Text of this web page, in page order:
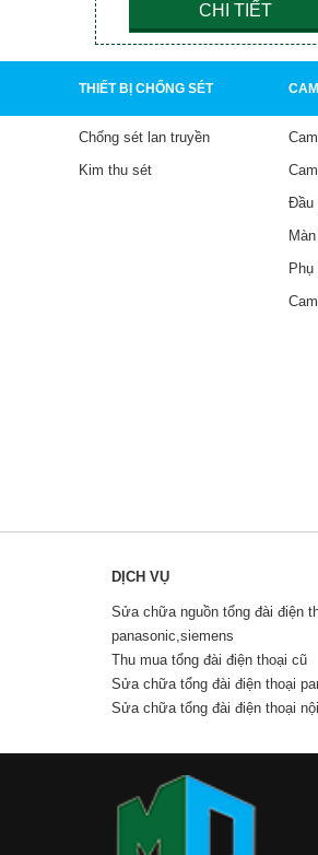
CHI TIẾT
THIẾT BỊ CHỐNG SÉT
Chống sét lan truyền
Kim thu sét
Đầu
DỊCH VỤ
Sửa chữa nguồn tổng đài điện
panasonic,siemens
Thu mua tổng đài điện thoại cũ
Sửa chữa tổng đài điện thoại
Sửa chữa tổng đài điện thoại